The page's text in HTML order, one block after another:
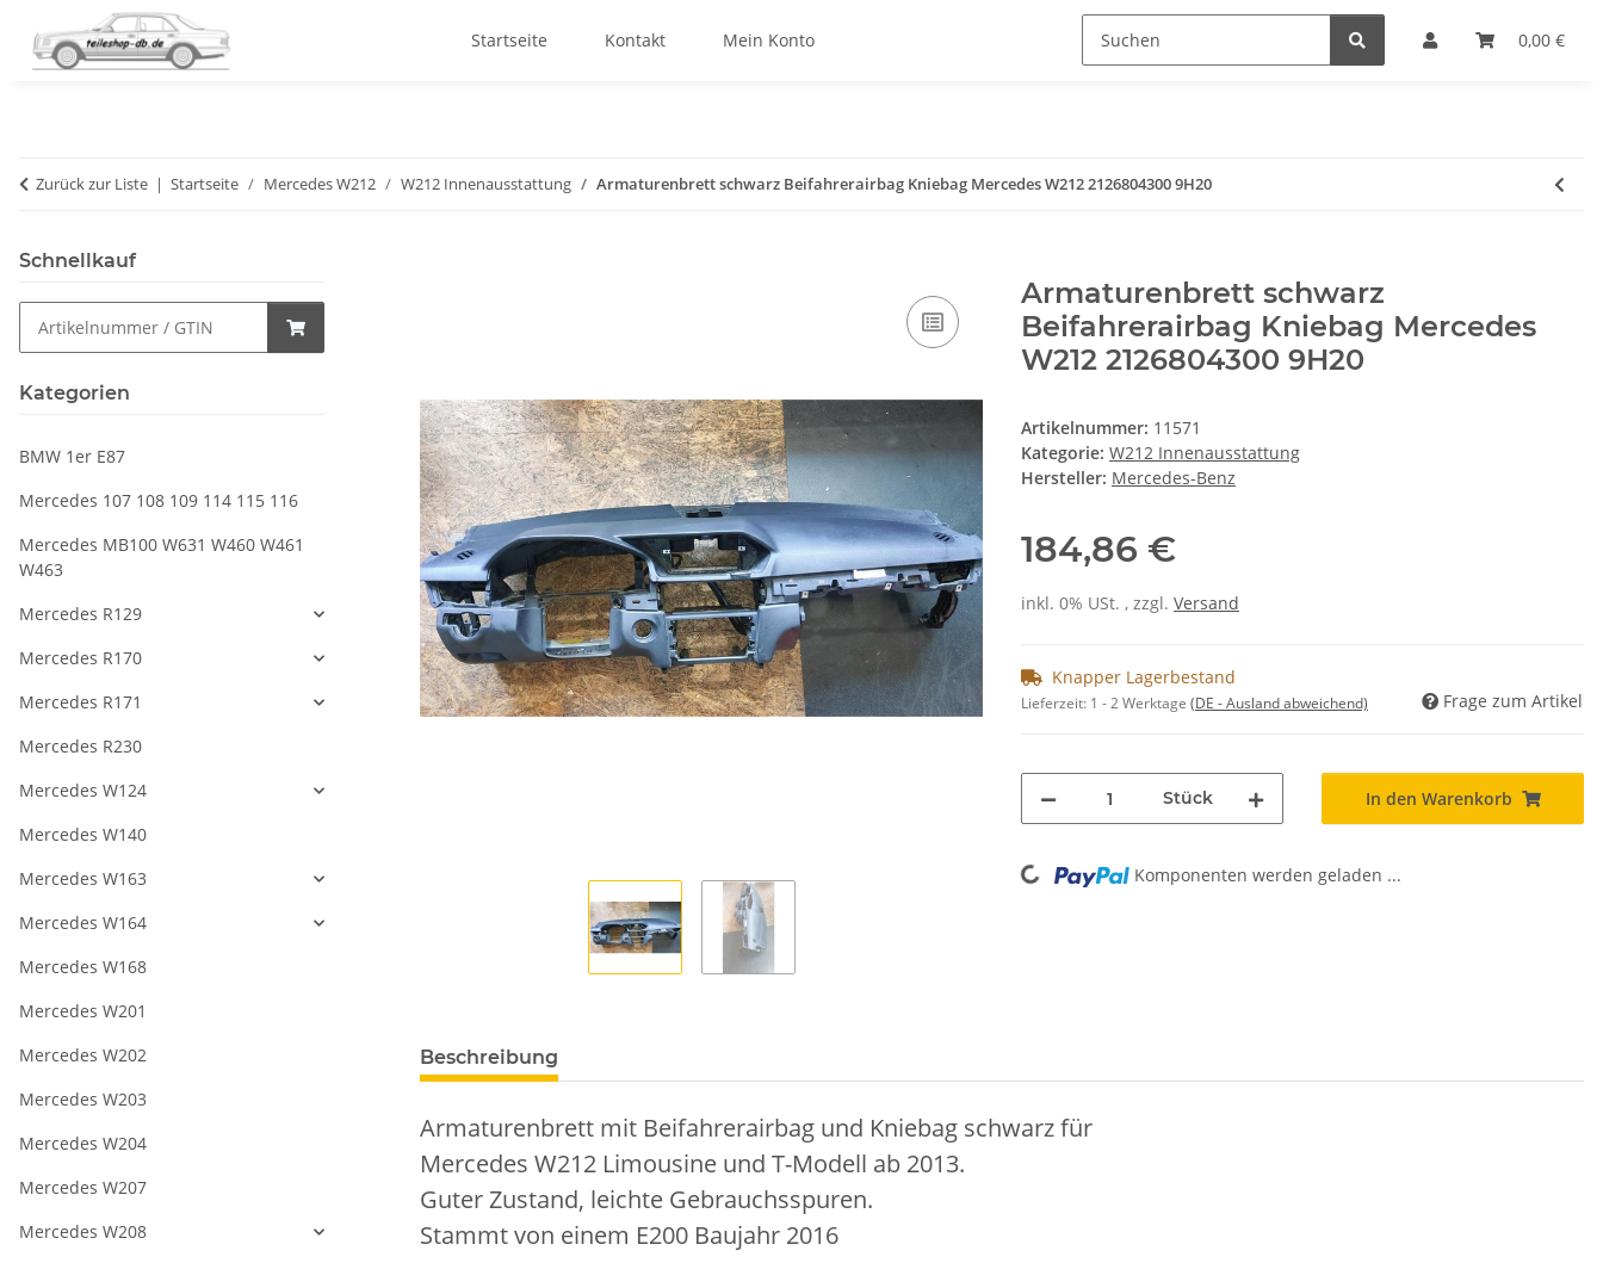
0,00 €
Startseite Kontakt Mein Konto
Zurück zur Liste Startseite Mercedes W212 W212 Innenausstattung Armaturenbrett schwarz Beifahrerairbag Kniebag Mercedes W212 2126804300 9H20
Armaturenbrett schwarz
Beifahrerairbag Kniebag Mercedes
W212 2126804300 9H20
Artikelnummer: 11571
Kategorie: W212 Innenausstattung
Hersteller: Mercedes-Benz
184,86 €
inkl. 0% USt. , zzgl. Versand
Knapper Lagerbestand
Lieferzeit: 1 - 2 Werktage (DE - Ausland abweichend) Frage zum Artikel
Stück In den Warenkorb
Loading... Komponenten werden geladen ...
Beschreibung
Armaturenbrett mit Beifahrerairbag und Kniebag schwarz für
Mercedes W212 Limousine und T-Modell ab 2013.
Guter Zustand, leichte Gebrauchsspuren.
Stammt von einem E200 Baujahr 2016
Schnellkauf
Kategorien
BMW 1er E87
Mercedes 107 108 109 114 115 116
Mercedes MB100 W631 W460 W461
W463
Mercedes R129
Mercedes R170
Mercedes R171
Mercedes R230
Mercedes W124
Mercedes W140
Mercedes W163
Mercedes W164
Mercedes W168
Mercedes W201
Mercedes W202
Mercedes W203
Mercedes W204
Mercedes W207
Mercedes W208